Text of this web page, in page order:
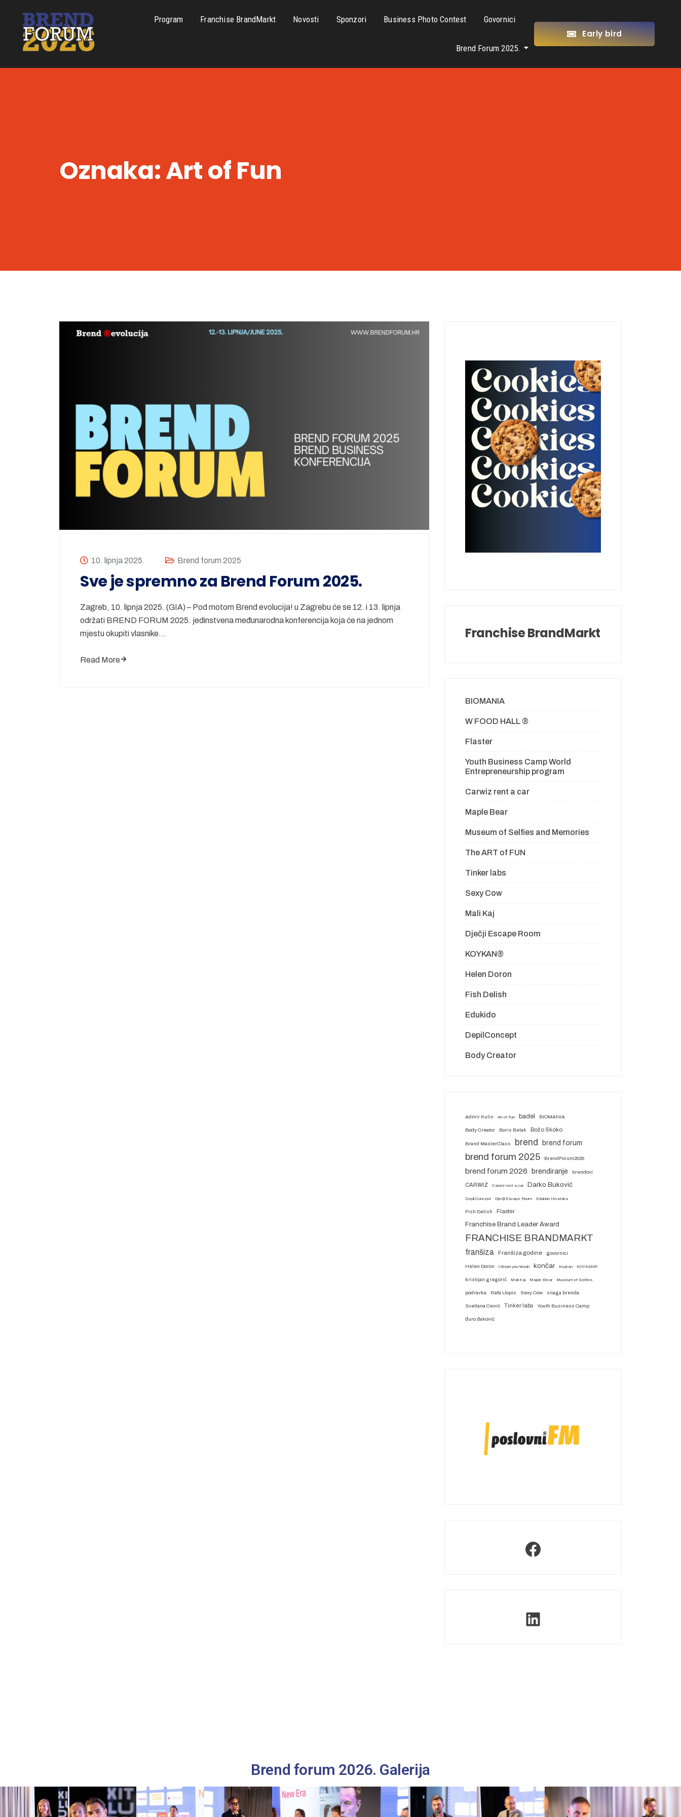
Program Franchise BrandMarkt Novosti Sponzori Business Photo Contest Govornici
Brend Forum 2025.
Early bird
Oznaka:Art of Fun
10. lipnja 2025. Brend forum 2025
Sve je spremno za Brend Forum 2025.
Zagreb, 10. lipnja 2025. (GIA) – Pod motom Brend evolucija! u Zagrebu će se 12. i 13. lipnja
održati BREND FORUM 2025. jedinstvena međunarodna konferencija koja će na jednom
mjestu okupiti vlasnike…
Read More
Franchise BrandMarkt
BIOMANIA
W FOOD HALL ®
Flaster
Youth Business Camp World
Entrepreneurship program
Carwiz rent a car
Maple Bear
Museum of Selfies and Memories
The ART of FUN
Tinker labs
Sexy Cow
Mali Kaj
Dječji Escape Room
KOYKAN®
Helen Doron
Fish Delish
Edukido
DepilConcept
Body Creator
Admir Kulin Art of Fun badel BIOMANIA
Body Creator Boris Belak Božo Skoko
Brand MasterClass brend brend forum
brend forum 2025 BrendForum2025
brend forum 2026 brendiranje brendovi
CARWIZ Carwiz rent a car Darko Buković
Depil Concept Dječji Escape Room Edukido Hrvatska
Fish Delish Flaster
Franchise Brand Leader Award
FRANCHISE BRANDMARKT
franšiza Franšiza godine govornici
Helen Doron i-Wash you-Wash končar Koykan KOYKAN®
kristijan gregorić Mali Kaj Maple Bear Museum of Selfies
podravka Rafa Llopis Sexy Cow snaga brenda
Svetlana Cenić Tinker labs Youth Business Camp
đuro đaković
Brend forum 2026. Galerija